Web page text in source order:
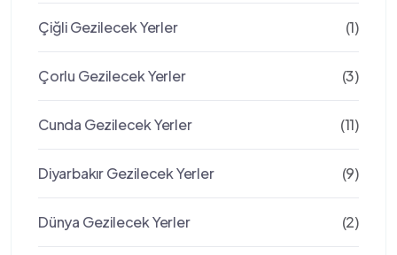
Çiğli Gezilecek Yerler (1)
Çorlu Gezilecek Yerler (3)
Cunda Gezilecek Yerler (11)
Diyarbakır Gezilecek Yerler (9)
Dünya Gezilecek Yerler (2)